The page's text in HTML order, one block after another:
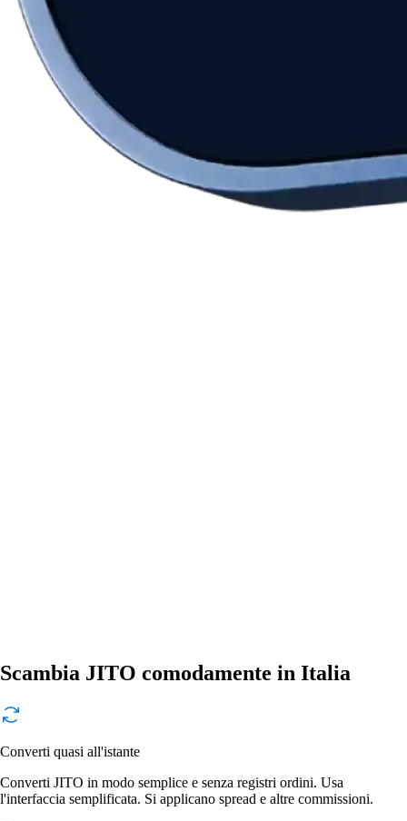
Scambia JITO comodamente in Italia
Converti quasi all'istante
Converti JITO in modo semplice e senza registri ordini. Usa
l'interfaccia semplificata. Si applicano spread e altre commissioni.